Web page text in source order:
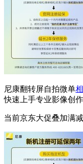
尼康翻转屏自拍微单
快速上手专业影像创作
当前京东大促叠加满